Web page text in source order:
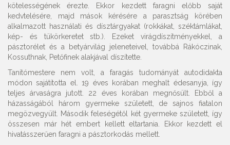
kötelességének érezte. Ekkor kezdett faragni előbb saját
kedvtelésére, majd mások kérésére a parasztság körében
alkalmazott használati és dísztárgyakat (rokkákat, széktámlákat,
kép- és tükörkeretet stb.). Ezeket virágdíszítményekkel, a
pásztorélet és a betyárvilág jeleneteivel, továbbá Rákóczinak,
Kossuthnak, Petőfinek alakjával díszítette.
Tanítómestere nem volt, a faragás tudományát autodidakta
módon sajátította el. 19 éves korában meghalt édesanyja, így
teljes árvaságra jutott. 22 éves korában megnősült. Ebből a
házasságából három gyermeke született, de sajnos fiatalon
megözvegyült. Második feleségétől két gyermeke született, így
összesen már hét embert kellett eltartania. Ekkor kezdett el
hivatásszerűen faragni a pásztorkodás mellett.